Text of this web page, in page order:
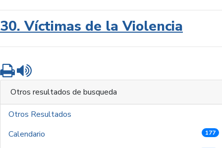
30. Víctimas de la Violencia
Imprimir
Otros resultados de busqueda
Otros Resultados
Calendario
177